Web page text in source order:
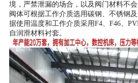
境，严禁泄漏的场合，以及阀门材料不
阀体可根据工作介质选用碳钢、不锈钢
据使用温度和工作介质采用F4、F46、
自润滑材料衬套。